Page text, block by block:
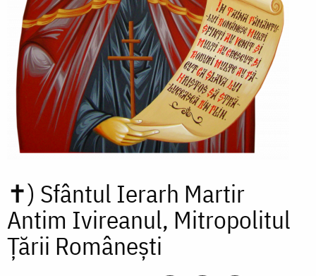
✝) Sfântul Ierarh Martir
Antim Ivireanul, Mitropolitul
Țării Românești